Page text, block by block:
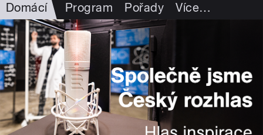
Domácí Program Pořady Více…